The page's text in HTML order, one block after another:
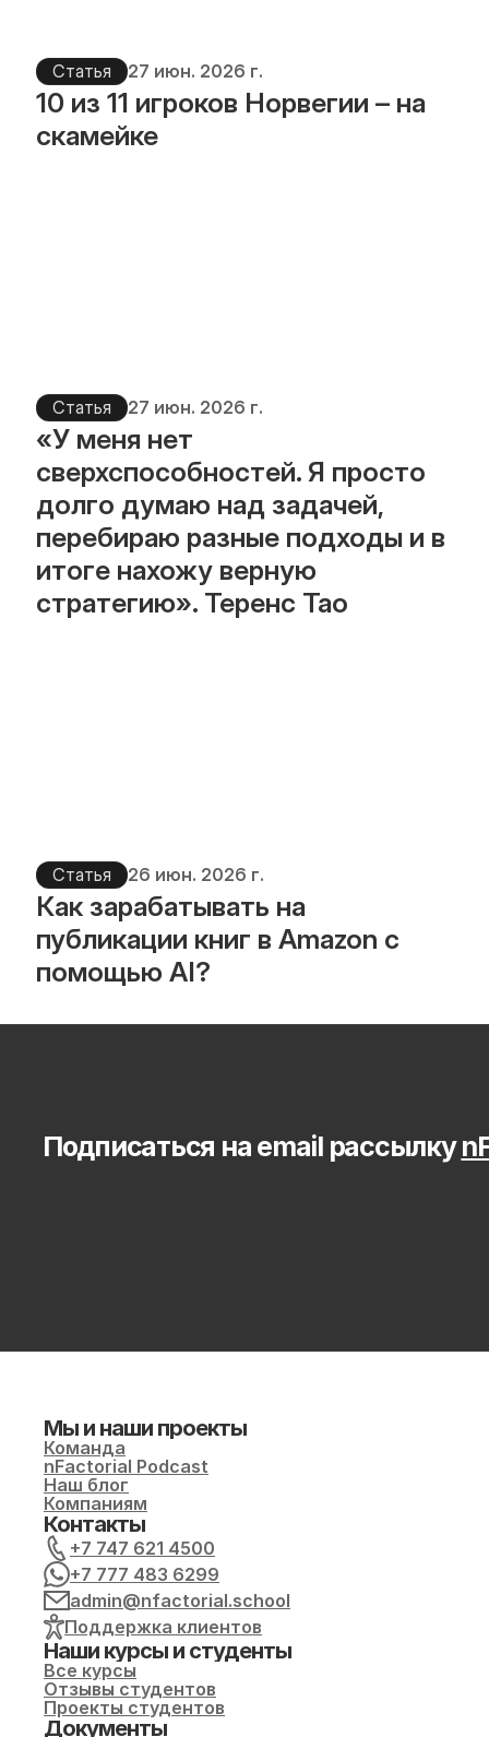
Статья 27 июн. 2026 г.
10 из 11 игроков Норвегии – на
скамейке
Статья 27 июн. 2026 г.
«У меня нет
сверхспособностей. Я просто
долго думаю над задачей,
перебираю разные подходы и в
итоге нахожу верную
стратегию». Теренс Тао
Статья 26 июн. 2026 г.
Как зарабатывать на
публикации книг в Amazon с
помощью AI?
Подписаться на email рассылку
Мы и наши проекты
Команда
nFactorial Podcast
Наш блог
Компаниям
Контакты
+7 747 621 4500
+7 777 483 6299
admin@nfactorial.school
Поддержка клиентов
Наши курсы и студенты
Все курсы
Отзывы студентов
Проекты студентов
Документы